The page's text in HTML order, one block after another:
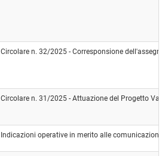
Circolare n. 32/2025 - Corresponsione
Circolare n. 31/2025 - Attuazione del Progetto
Indicazioni operative in merito alle comunicazioni